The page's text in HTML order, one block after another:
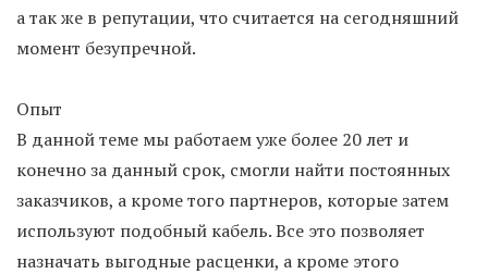
а так же в репутации, что считается на сегодняшний
момент безупречной.
Опыт
В данной теме мы работаем уже более 20 лет и
конечно за данный срок, смогли найти постоянных
заказчиков, а кроме того партнеров, которые затем
используют подобный кабель. Все это позволяет
назначать выгодные расценки, а кроме этого